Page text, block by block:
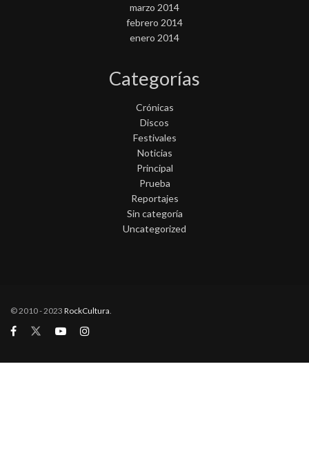
marzo 2014
febrero 2014
enero 2014
Categorías
Crónicas
Discos
Festivales
Noticias
Principal
Prueba
Reportajes
Sin categoría
Uncategorized
© 2010 - 2023 RockCultura.